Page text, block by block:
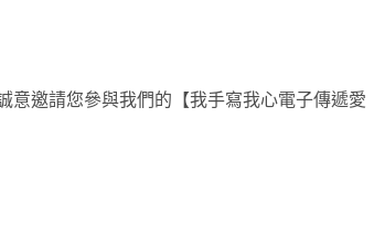
邀請您參與我們的【我手寫我心電子傳遞愛